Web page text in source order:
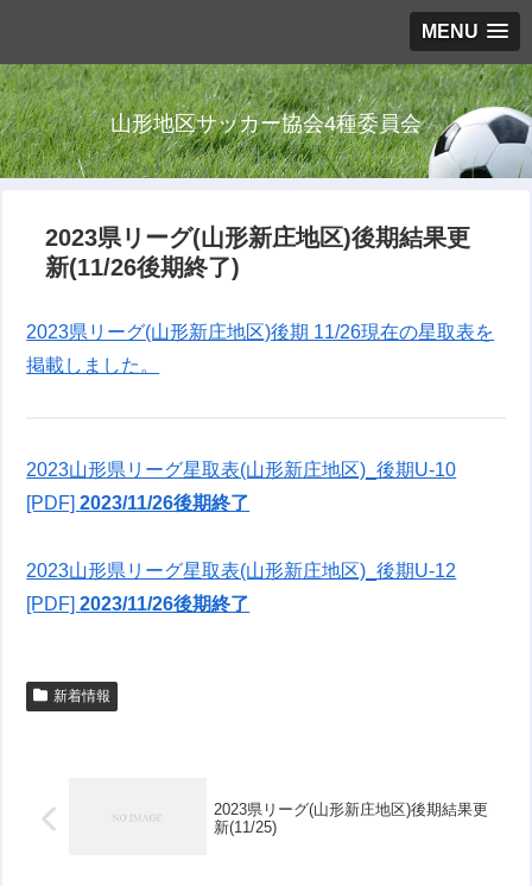
MENU
山形地区サッカー協会4種委員会
2023県リーグ(山形新庄地区)後期結果更
新(11/26後期終了)
2023県リーグ(山形新庄地区)後期 11/26現在の星取表を
掲載しました。
2023山形県リーグ星取表(山形新庄地区)_後期U-10
[PDF]2023/11/26後期終了
2023山形県リーグ星取表(山形新庄地区)_後期U-12
[PDF]2023/11/26後期終了
新着情報
2023県リーグ(山形新庄地区)後期結果更
新(11/25)